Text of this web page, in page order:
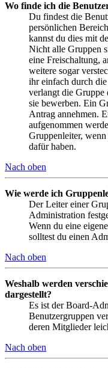
Wo finde ich die
Du findest die
persönlichen
kannst du dies mit
Nicht alle Gruppen
eine Freischaltung,
weitere sogar
ihr einfach durch
verlangt die Gruppe
sie bewerben. Ein
Antrag annehmen.
aufgenommen
Gruppenleiter,
dafür haben.
Nach oben
Wie werde ich
Der Leiter einer
Administration
Wenn du eine
solltest du einen
Nach oben
Weshalb werden
dargestellt?
Es ist der Board-
Benutzergruppen
deren Mitglieder
Nach oben